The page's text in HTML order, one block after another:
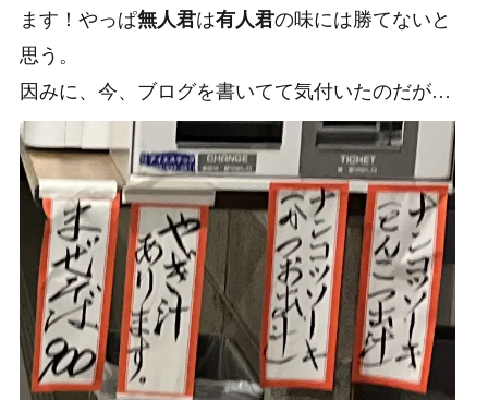
ます！やっぱ無人君は有人君の味には勝てないと
思う。
因みに、今、ブログを書いてて気付いたのだが…